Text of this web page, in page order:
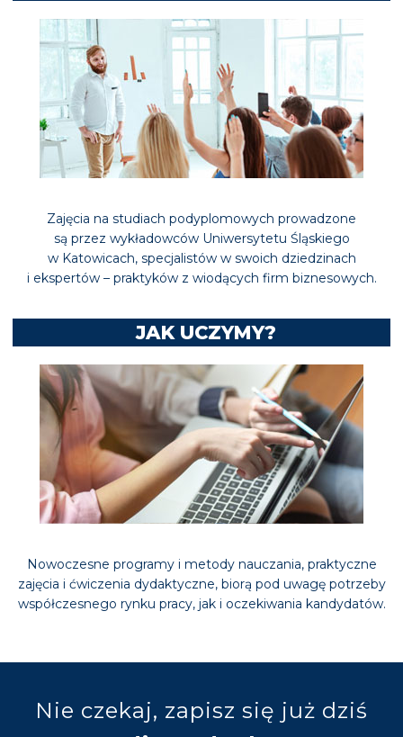
Zajęcia na studiach podyplomowych prowadzone
są przez wykładowców Uniwersytetu Śląskiego
w Katowicach, specjalistów w swoich dziedzinach
i ekspertów – praktyków z wiodących firm biznesowych.
JAK UCZYMY?
Nowoczesne programy i metody nauczania, praktyczne
zajęcia i ćwiczenia dydaktyczne, biorą pod uwagę potrzeby
współczesnego rynku pracy, jak i oczekiwania kandydatów.
Nie czekaj, zapisz się już dziś